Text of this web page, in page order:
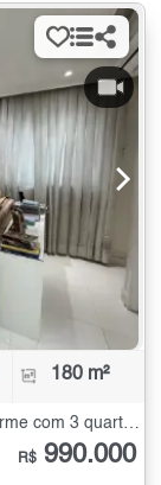
180 m²
Condomínio Fechado à Venda na Vila Guilherme com 3 quartos - 180 m²
R$ 990.000